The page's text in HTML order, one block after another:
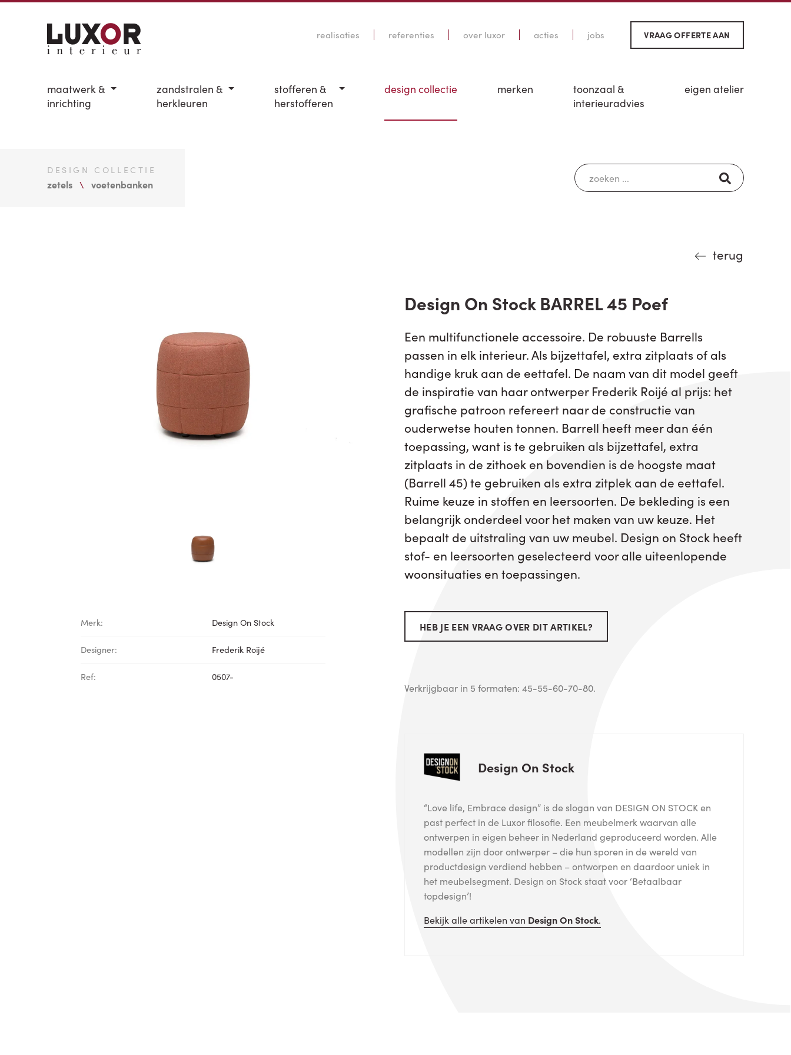
realisaties referenties over luxor acties jobs VRAAG OFFERTE AAN
maatwerk &
inrichting
zandstralen &
herkleuren
stofferen &
herstofferen
design collectie merken
toonzaal &
interieuradvies
eigen atelier
DESIGN COLLECTIE
zetels voetenbanken
terug
Merk: Design On Stock
Designer: Frederik Roijé
Ref: 0507-
Design On Stock BARREL 45 Poef
Een multifunctionele accessoire. De robuuste Barrells
passen in elk interieur. Als bijzettafel, extra zitplaats of als
handige kruk aan de eettafel. De naam van dit model geeft
de inspiratie van haar ontwerper Frederik Roijé al prijs: het
grafische patroon refereert naar de constructie van
ouderwetse houten tonnen. Barrell heeft meer dan één
toepassing, want is te gebruiken als bijzettafel, extra
zitplaats in de zithoek en bovendien is de hoogste maat
(Barrell 45) te gebruiken als extra zitplek aan de eettafel.
Ruime keuze in stoffen en leersoorten. De bekleding is een
belangrijk onderdeel voor het maken van uw keuze. Het
bepaalt de uitstraling van uw meubel. Design on Stock heeft
stof- en leersoorten geselecteerd voor alle uiteenlopende
woonsituaties en toepassingen.
HEB JE EEN VRAAG OVER DIT ARTIKEL?
Verkrijgbaar in 5 formaten: 45-55-60-70-80.
Design On Stock
“Love life, Embrace design” is de slogan van DESIGN ON STOCK en
past perfect in de Luxor filosofie. Een meubelmerk waarvan alle
ontwerpen in eigen beheer in Nederland geproduceerd worden. Alle
modellen zijn door ontwerper – die hun sporen in de wereld van
productdesign verdiend hebben – ontworpen en daardoor uniek in
het meubelsegment. Design on Stock staat voor ‘Betaalbaar
topdesign’!
Bekijk alle artikelen van Design On Stock.